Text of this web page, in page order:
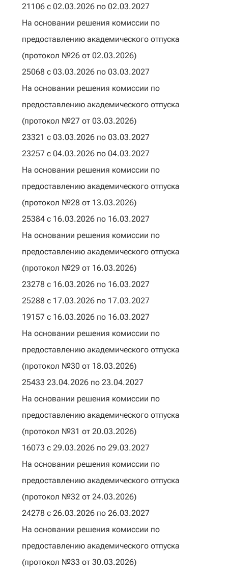
21106 с 02.03.2026 по 02.03.2027
На основании решения комиссии по
предоставлению академического отпуска
(протокол №26 от 02.03.2026)
25068 с 03.03.2026 по 03.03.2027
На основании решения комиссии по
предоставлению академического отпуска
(протокол №27 от 03.03.2026)
23321 с 03.03.2026 по 03.03.2027
23257 с 04.03.2026 по 04.03.2027
На основании решения комиссии по
предоставлению академического отпуска
(протокол №28 от 13.03.2026)
25384 с 16.03.2026 по 16.03.2027
На основании решения комиссии по
предоставлению академического отпуска
(протокол №29 от 16.03.2026)
23278 с 16.03.2026 по 16.03.2027
25288 с 17.03.2026 по 17.03.2027
19157 с 16.03.2026 по 16.03.2027
На основании решения комиссии по
предоставлению академического отпуска
(протокол №30 от 18.03.2026)
25433 23.04.2026 по 23.04.2027
На основании решения комиссии по
предоставлению академического отпуска
(протокол №31 от 20.03.2026)
16073 с 29.03.2026 по 29.03.2027
На основании решения комиссии по
предоставлению академического отпуска
(протокол №32 от 24.03.2026)
24278 с 26.03.2026 по 26.03.2027
На основании решения комиссии по
предоставлению академического отпуска
(протокол №33 от 30.03.2026)